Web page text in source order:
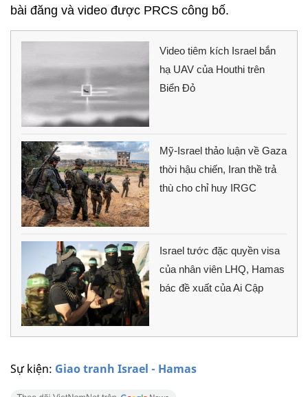
Sự kiện: Giao tranh Israel - Hamas
bài đăng và video được PRCS công bố.
Video tiêm kích Israel bắn
hạ UAV của Houthi trên
Biển Đỏ
Mỹ-Israel thảo luận về Gaza
thời hậu chiến, Iran thề trả
thù cho chỉ huy IRGC
Israel tước đặc quyền visa
của nhân viên LHQ, Hamas
bác đề xuất của Ai Cập